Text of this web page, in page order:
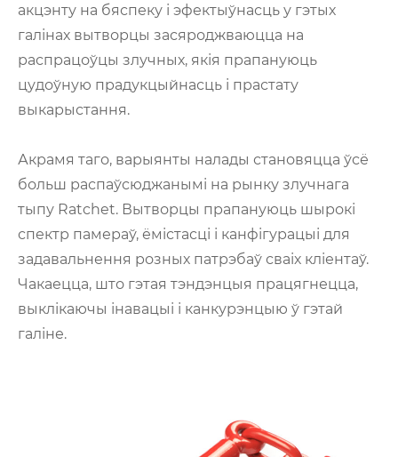
акцэнту на бяспеку і эфектыўнасць у гэтых
галінах вытворцы засяроджваюцца на
распрацоўцы злучных, якія прапануюць
цудоўную прадукцыйнасць і прастату
выкарыстання.
Акрамя таго, варыянты налады становяцца ўсё
больш распаўсюджанымі на рынку злучнага
тыпу Ratchet. Вытворцы прапануюць шырокі
спектр памераў, ёмістасці і канфігурацыі для
задавальнення розных патрэбаў сваіх кліентаў.
Чакаецца, што гэтая тэндэнцыя працягнецца,
выклікаючы інавацыі і канкурэнцыю ў гэтай
галіне.